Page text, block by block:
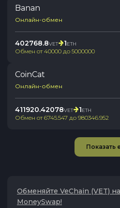
Banan
Онлайн-обмен
402768.8VET 1ETH
Обмен от40000 до 5000000
CoinCat
Онлайн-обмен
411920.42078VET 1ETH
Обмен от6745.547 до 980346.952
Показать
Обменяйте VeChain (VET)
MoneySwap!